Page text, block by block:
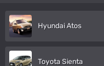
Hyundai Atos
Toyota Sienta